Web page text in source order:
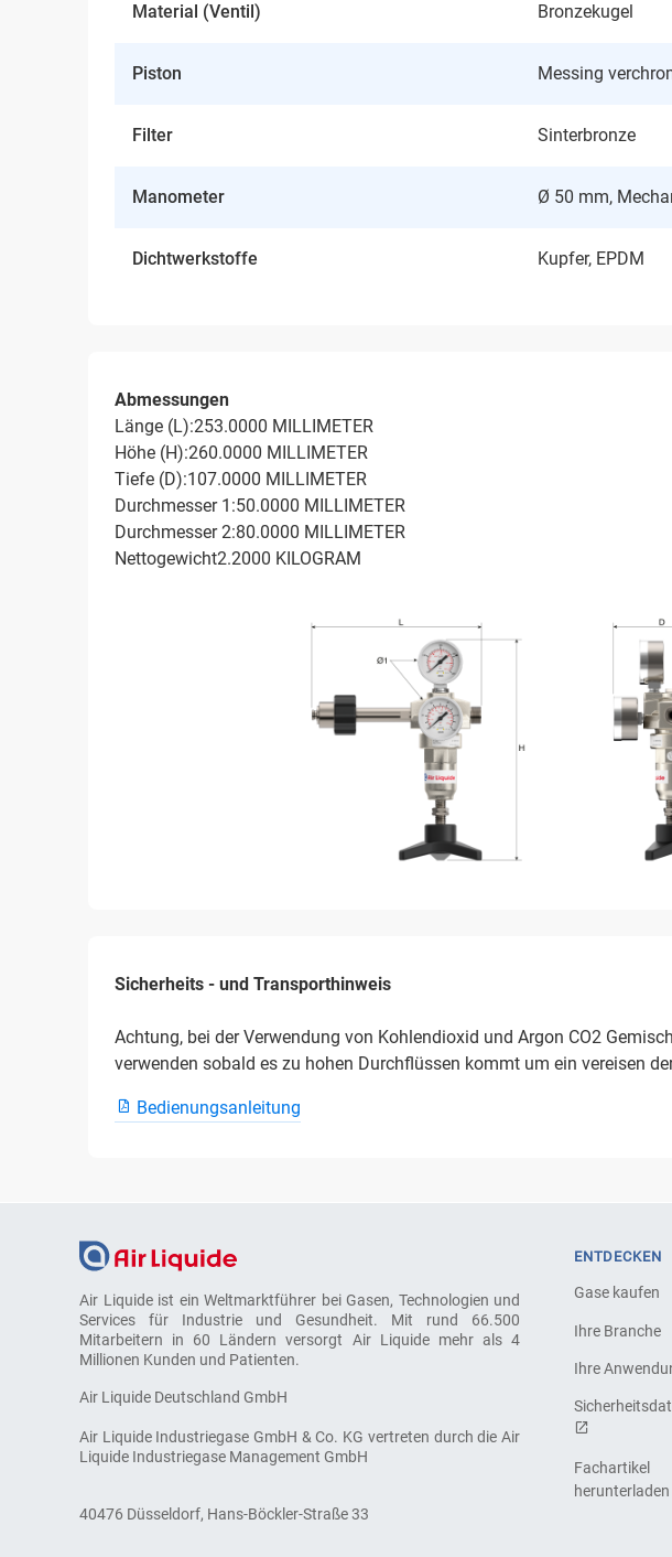
Material (Ventil) Bronzekugel
Piston Messing
Filter Sinterbronze
Manometer Ø 50 mm,
Dichtwerkstoffe Kupfer, EPDM
Abmessungen
Länge (L):253.0000 MILLIMETER
Höhe (H):260.0000 MILLIMETER
Tiefe (D):107.0000 MILLIMETER
Durchmesser 1:50.0000 MILLIMETER
Durchmesser 2:80.0000 MILLIMETER
Nettogewicht2.2000 KILOGRAM
Sicherheits - und Transporthinweis
Achtung, bei der Verwendung von Kohlendioxid und Argon CO2
verwenden sobald es zu hohen Durchflüssen kommt um ein vereisen
Bedienungsanleitung
Air Liquide ist ein Weltmarktführer bei Gasen, Technologien und
Services für Industrie und Gesundheit. Mit rund 66.500
Mitarbeitern in 60 Ländern versorgt Air Liquide mehr als 4
Millionen Kunden und Patienten.
Air Liquide Deutschland GmbH
Air Liquide Industriegase GmbH & Co. KG vertreten durch die Air
Liquide Industriegase Management GmbH
40476 Düsseldorf, Hans-Böckler-Straße 33
ENTDECKEN
Gase kaufen
Ihre Branche
Ihre
Fachartikel
herunterladen